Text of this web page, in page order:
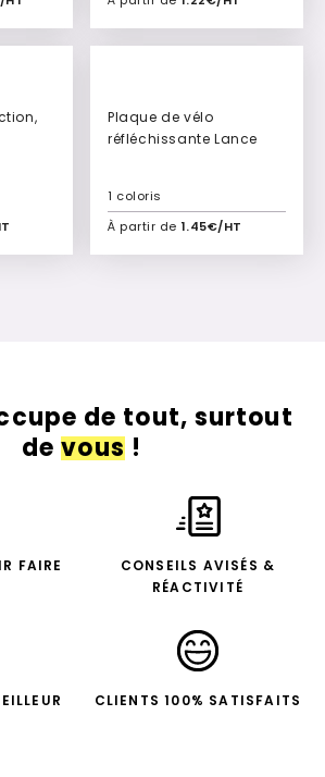
Ajouter à mon devis
Plaque de vélo
réfléchissante Lance
À partir de 1.45€/HT
1 coloris
Ajouter à mon devis
de tout, surtout
devous!
FAIRE
CONSEILS AVISÉS &
RÉACTIVITÉ
CLIENTS 100% SATISFAITS